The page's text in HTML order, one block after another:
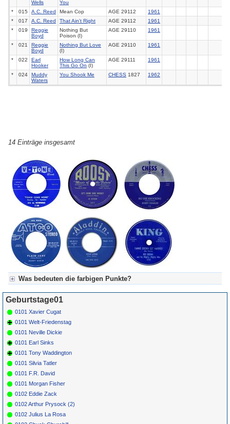
Wells
You
* 015 A.C. Reed Mean Cop AGE 29112
1961
*
017 A.C. Reed That Ain't Right AGE 29112
1961
*
019
Reggie
Boyd
Nothing But
Poison (I)
AGE 29110 1961
* 021
Reggie
Boyd
Nothing But Love
(I)
AGE 29110 1961
* 022
Earl
Hooker
How Long Can
This Go On (I)
AGE 29111 1961
* 024
Muddy
Waters
You Shook Me CHESS 1827 1962
14 Einträge insgesamt
Was bedeuten die farbigen Punkte?
Für Axel's Tageskalender:
Grün = Kurzgeschichte
Grün! = fachlich bestimmt spannend, nicht verpassen!
Grün+ = Stundenbeitrag
Gelb = Kurzgeschichten oder Stundensendungen in Arbeit
Blau = Beschreibungstext (beschreibender Text)
Geburtstage01
0101 Xavier Cugat
0101 Welt-Friedenstag
0101 Neville Dickie
0101 Earl Sinks
0101 Tony Waddington
0101 Silvia Tatler
0101 F.R. David
0101 Morgan Fisher
0102 Eddie Zack
0102 Arthur Prysock (2)
0102 Julius La Rosa